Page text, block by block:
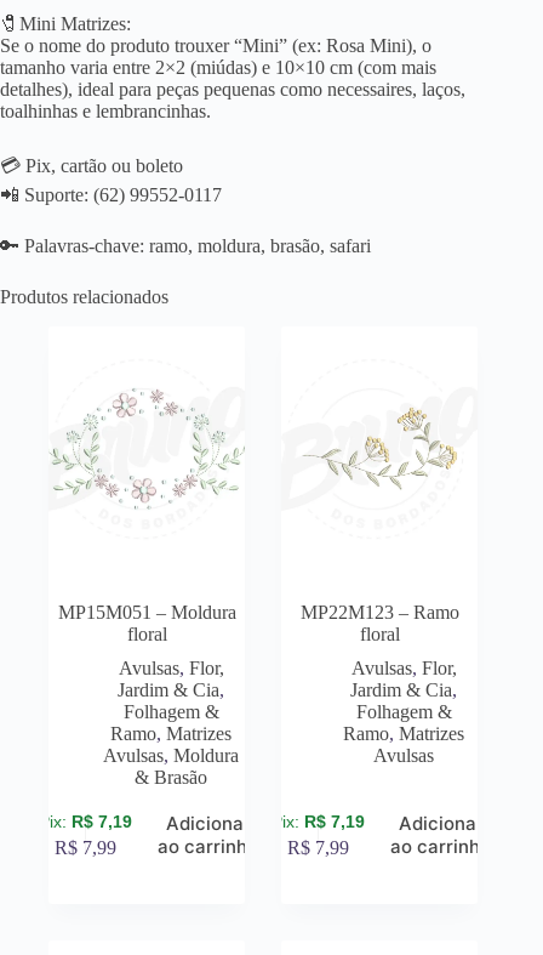
🧷Mini Matrizes:
Se o nome do produto trouxer “Mini” (ex: Rosa Mini), o
tamanho varia entre 2×2 (miúdas) e 10×10 cm (com mais
detalhes), ideal para peças pequenas como necessaires, laços,
toalhinhas e lembrancinhas.
💳 Pix, cartão ou boleto
📲 Suporte: (62) 99552-0117
🔑 Palavras-chave: ramo, moldura, brasão, safari
Produtos relacionados
MP15M051 – Moldura
floral
Avulsas, Flor,
Jardim & Cia,
Folhagem &
Ramo,Matrizes
Avulsas,Moldura
& Brasão
R$ 7,19
R$ 7,99
Adicionar
ao carrinho
MP22M123 – Ramo
floral
Avulsas, Flor,
Jardim & Cia,
Folhagem &
Ramo,Matrizes
Avulsas
R$ 7,19
R$ 7,99
Adicionar
ao carrinho